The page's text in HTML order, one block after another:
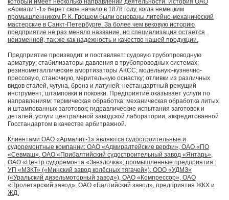
который имеет несколько направлений деятельности. История ОАО
«Армалит-1» берет свое начало в 1878 году, когда немецким
промышленником Р. К. Грошем были основаны литейно-механический
мастерские в Санкт-Петербурге. За более чем вековую историю
предприятие не раз меняло название, но специализация остается
неизменной, так же как надежность и качество нашей продукции.
Предприятие производит и поставляет: судовую трубопроводную
арматуру; стабилизаторы давления в трубопроводных системах;
резинометаллические амортизаторы АКСС; модельную-кузнечно-
прессовую, станочную, мерительную оснастку; отливки из различных
видов сталей, чугуна, бронз и латуней; нестандартный режущий
инструмент; штамповки и поковки. Предприятие оказывает услуги по
направлениям: термическая обработка; механическая обработка литых
и штампованных заготовок; гидравлические испытания заготовок и
деталей; услуги центральной заводской лаборатории, аккредитованной
Госстандартом в качестве арбитражной.
Клиентами ОАО «Армалит-1» являются судостроительные и
судоремонтные компании: ОАО «Адмиралтейские верфи», ОАО «ПО
«Севмаш», ОАО «Прибалтийский судостроительный завод «Янтарь»,
ОАО «Центр судоремонта «Звездочка»; промышленные предприятия:
УП «МЗКТ» («Минский завод колёсных тягачей»), ООО «УДМЗ»
(«Уральский дизельмоторный завод»), ОАО «Компрессор», ОАО
«Пролетарский завод», ОАО «Балтийский завод», предприятия ЖКХ и
ЖД.